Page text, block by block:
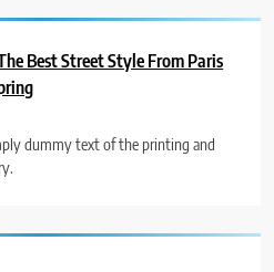
Best Street Style From Paris
dummy text of the printing and